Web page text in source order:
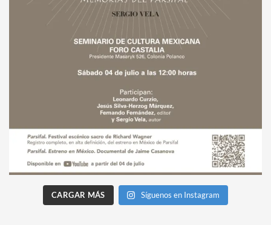
CARGAR MÁS Síguenos en Instagram